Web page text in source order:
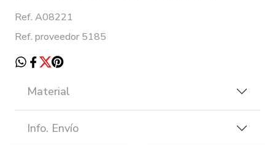
Ref. A08221
Ref. proveedor 5185
Material
Info. Envío